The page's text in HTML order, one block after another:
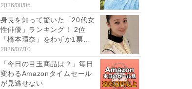
2026/08/05
身長を知って驚いた「20代女
性俳優」ランキング！ 2位
「橋本環奈」をわずか1票
差...
2026/07/10
「今日の目玉商品は？」毎日
変わるAmazonタイムセール
が見逃せない